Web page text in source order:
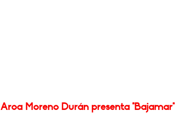
Aroa Moreno Durán presenta "Bajamar"